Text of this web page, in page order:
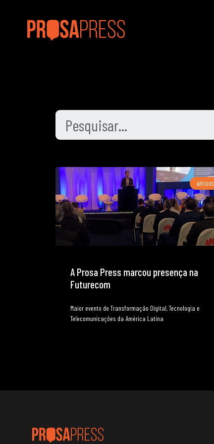
ARTIGOS
A Prosa Press marcou presença na
Futurecom
Maior evento de Transformação Digital, Tecnologia e
Telecomunicações da América Latina